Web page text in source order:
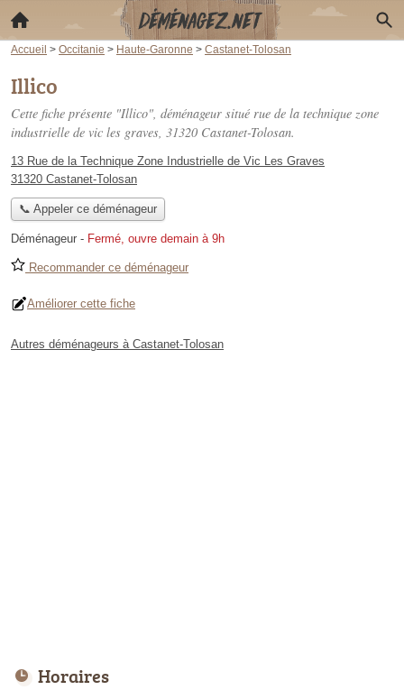
Accueil > Occitanie > Haute-Garonne > Castanet-Tolosan
Illico
Cette fiche présente "Illico", déménageur situé rue de la technique zone
industrielle de vic les graves, 31320 Castanet-Tolosan.
13 Rue de la Technique Zone Industrielle de Vic Les Graves
31320 Castanet-Tolosan
📞 Appeler ce déménageur
Déménageur - Fermé, ouvre demain à 9h
Recommander ce déménageur
Améliorer cette fiche
Autres déménageurs à Castanet-Tolosan
Horaires